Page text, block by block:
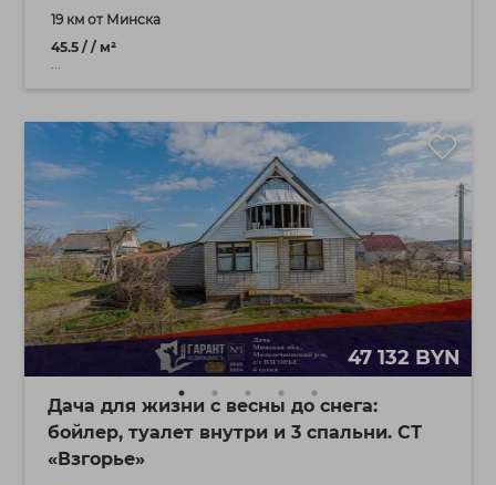
19 км от Минска
45.5 / / м²
...
47 132 BYN
Дача для жизни с весны до снега:
бойлер, туалет внутри и 3 спальни. СТ
«Взгорье»